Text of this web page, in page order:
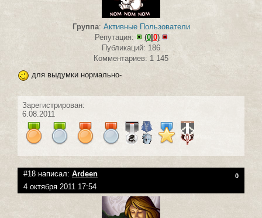
Группа: Активные Пользователи
Репутация:
(0| 0)
Публикаций: 186
Комментариев: 1 145
для выдумки нормально-
Зарегистрирован:
6.08.2011
#18 написал: Ardeen 0
4 октября 2011 17:54